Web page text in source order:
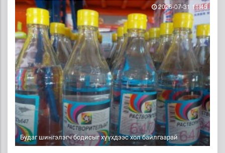
Будаг шингэлэгч бодисыг хүүхдээс хол байлгаарай
2026-07-31 11:45